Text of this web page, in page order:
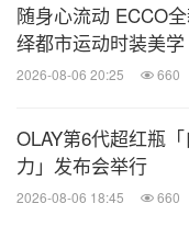
滑雪运动员满
行动家吴孟珂 -- 掌
随身心流动 ECCO
绎都市运动时装美学
2026-08-06 20:25 660
OLAY第6代超红瓶
力」发布会举行
2026-08-06 18:45 660